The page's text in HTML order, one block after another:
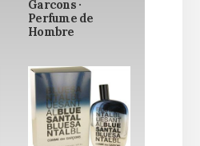
Garcons ·
Perfume de
Hombre